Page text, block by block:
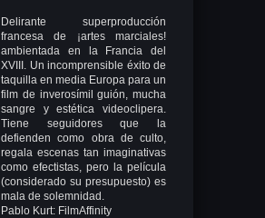
Delirante superproducción
francesa de ¡artes marciales!
ambientada en la Francia del
XVIII. Un incomprensible éxito de
taquilla en media Europa para un
film de inverosímil guión, mucha
sangre y estética videoclipera.
Tiene seguidores que la
defienden como obra de culto,
regala escenas tan imaginativas
como efectistas, pero la película
(considerado su presupuesto) es
mala de solemnidad.
Pablo Kurt: FilmAffinity